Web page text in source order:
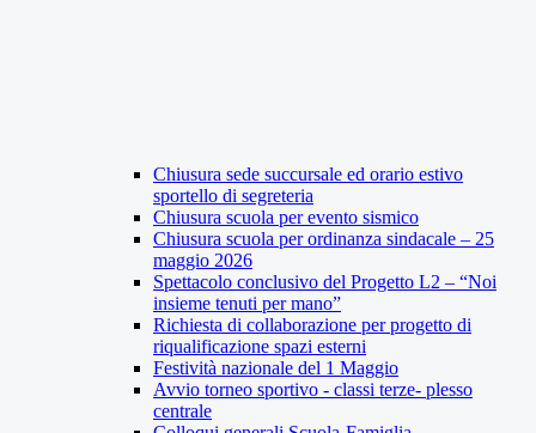
Chiusura sede succursale ed orario estivo
sportello di segreteria
Chiusura scuola per evento sismico
Chiusura scuola per ordinanza sindacale – 25
maggio 2026
Spettacolo conclusivo del Progetto L2 – “Noi
insieme tenuti per mano”
Richiesta di collaborazione per progetto di
riqualificazione spazi esterni
Festività nazionale del 1 Maggio
Avvio torneo sportivo - classi terze- plesso
centrale